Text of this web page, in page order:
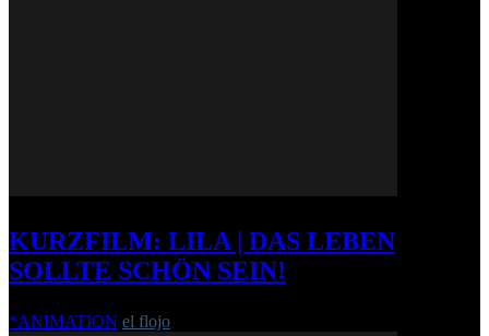
KURZFILM: LILA | DAS LEBEN
SOLLTE SCHÖN SEIN!
*ANIMATION el flojo